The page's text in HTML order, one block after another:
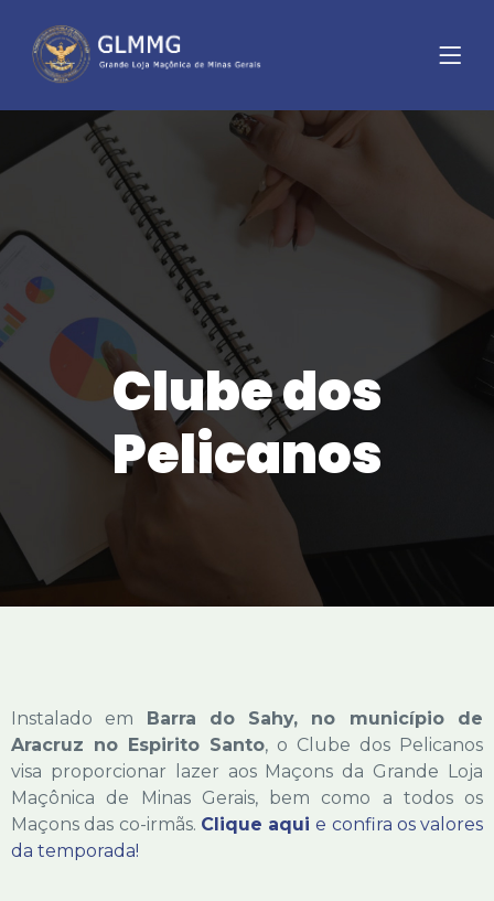
Clube dos
Pelicanos
Instalado em Barra do Sahy, no município de
Aracruz no Espirito Santo, o Clube dos Pelicanos
visa proporcionar lazer aos Maçons da Grande Loja
Maçônica de Minas Gerais, bem como a todos os
Maçons das co-irmãs. Clique aquie confira os valores
da temporada!